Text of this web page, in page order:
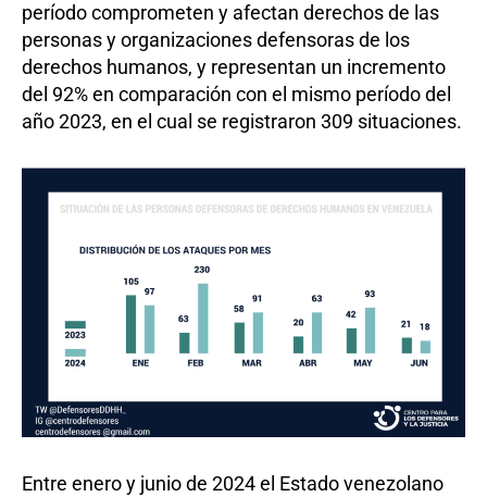
período comprometen y afectan derechos de las
personas y organizaciones defensoras de los
derechos humanos, y representan un incremento
del 92% en comparación con el mismo período del
año 2023, en el cual se registraron 309 situaciones.
Entre enero y junio de 2024 el Estado venezolano